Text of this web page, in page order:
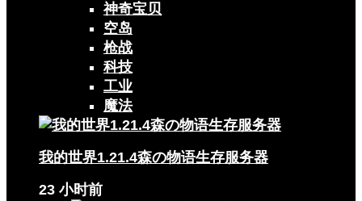
神奇宝贝
空岛
枪战
科技
工业
魔法
我的世界1.21.4森の物语生存服务器
23 小时前